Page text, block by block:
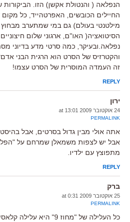
הנפלאה ( והנטולת אקשן) הזו.
החיילים הכובשים, האפרטהייד, כל מקום
מילטנטי בעולם) גם במי שמתערב
הסיטואציה( האו"ם, ארגוני שלום
נפלאה.ובעיקר, כמה סרטי מדע בדיוני
והקטרזיס של הסרט הוא הרגית הבני
זה העמדה המוסרית של הסרט עצמו!
REPLY
ירון
24 אוקטובר 2009 at 13:01
PERMALINK
אתה אולי מבין גדול בסרטים, אבל
אבל יש לצפות משמאלן שמרחם על
מתפוצץ עם ילדיו.
REPLY
ברק
25 אוקטובר 2009 at 0:31
PERMALINK
כל העלילה של "מחוז 9"